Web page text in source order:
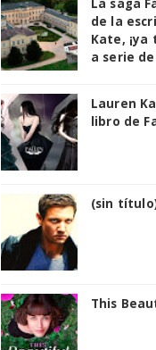
La saga
de la
Kate,
a serie de
Lauren
libro de
(sin
This